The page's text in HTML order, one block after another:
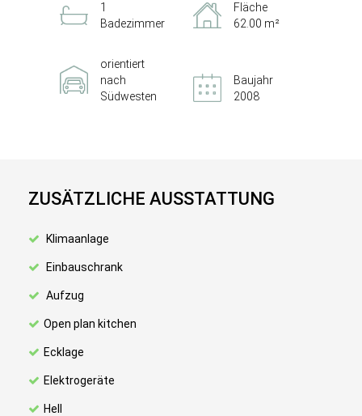
1
Badezimmer
Fläche
62.00 m²
orientiert
nach
Südwesten
Baujahr
2008
ZUSÄTZLICHE AUSSTATTUNG
Klimaanlage
Einbauschrank
Aufzug
Open plan kitchen
Ecklage
Elektrogeräte
Hell